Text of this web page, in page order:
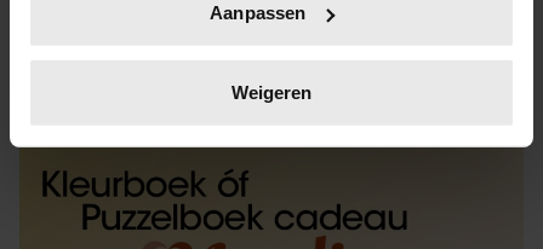
scannen op specifieke eigenschappen (fingerprinting)
verwerkt en stel uw voorkeuren in het
intrekken in de Cookieverklaring.
We gebruiken cookies om content en advertenties te
personaliseren, om functies voor social media te bieden
Aanpassen
Weigeren